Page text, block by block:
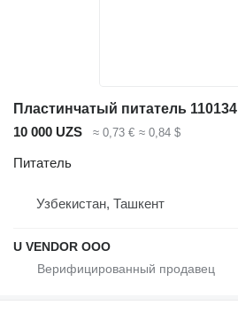
Пластинчатый питатель 110134
10 000 UZS
≈ 0,73 € ≈ 0,84 $
Питатель
Узбекистан, Ташкент
U VENDOR OOO